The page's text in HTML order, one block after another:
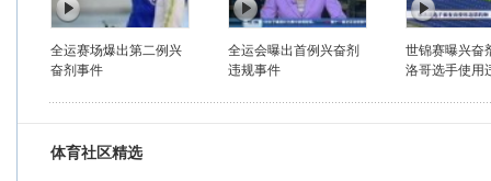
全运赛场爆出第二例兴
奋剂事件
全运会曝出首例兴奋剂
违规事件
世锦赛曝兴奋
洛哥选手使用
体育社区精选